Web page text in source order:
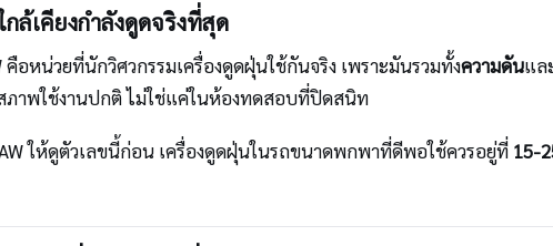
ล้เคียงกำลังดูดจริงที่สุด
คือหน่วยที่นักวิศวกรรมเครื่องดูดฝุ่นใช้กันจริง เพราะมันรวมทั้งความดันแล
สภาพใช้งานปกติ ไม่ใช่แค่ในห้องทดสอบที่ปิดสนิท
ให้ดูตัวเลขนี้ก่อน เครื่องดูดฝุ่นในรถขนาดพกพาที่ดีพอใช้ควรอยู่ที่ 15-